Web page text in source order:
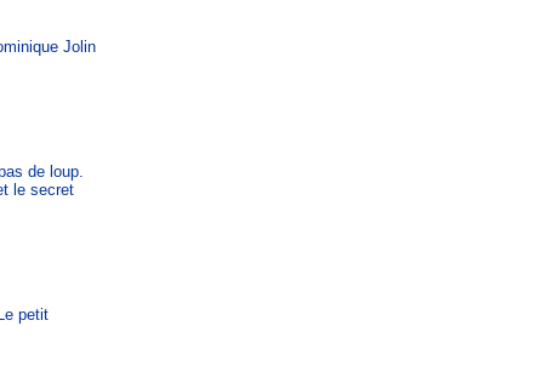
Jolin
de loup.
le secret
petit